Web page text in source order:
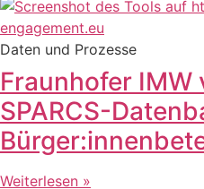
Daten und Prozesse
Fraunhofer
SPARCS-
Weiterlesen »